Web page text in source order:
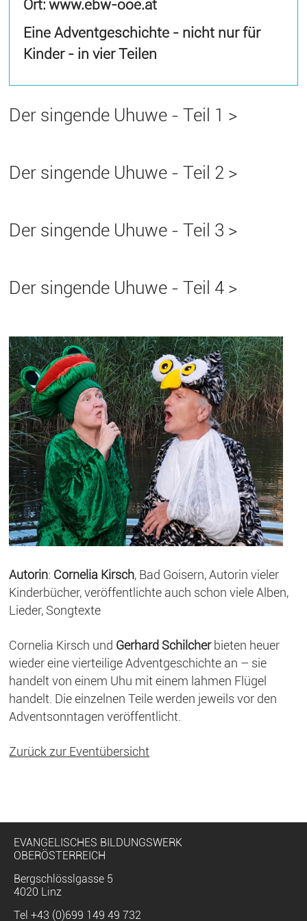
Ort: www.ebw-ooe.at
Eine Adventgeschichte - nicht nur für
Kinder - in vier Teilen
Der singende Uhuwe - Teil 1 >
Der singende Uhuwe - Teil 2 >
Der singende Uhuwe - Teil 3 >
Der singende Uhuwe - Teil 4 >
Autorin: Cornelia Kirsch, Bad Goisern, Autorin vieler
Kinderbücher, veröffentlichte auch schon viele Alben,
Lieder, Songtexte
Cornelia Kirsch und Gerhard Schilcher bieten heuer
wieder eine vierteilige Adventgeschichte an – sie
handelt von einem Uhu mit einem lahmen Flügel
handelt. Die einzelnen Teile werden jeweils vor den
Adventsonntagen veröffentlicht.
Zurück zur Eventübersicht
EVANGELISCHES BILDUNGSWERK
OBERÖSTERREICH
Bergschlösslgasse 5
4020 Linz
Tel +43 (0)699 149 49 732